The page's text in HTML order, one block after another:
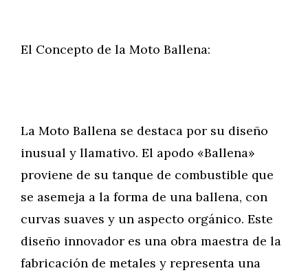
El Concepto de la Moto Ballena:
La Moto Ballena se destaca por su diseño
inusual y llamativo. El apodo «Ballena»
proviene de su tanque de combustible que
se asemeja a la forma de una ballena, con
curvas suaves y un aspecto orgánico. Este
diseño innovador es una obra maestra de la
fabricación de metales y representa una